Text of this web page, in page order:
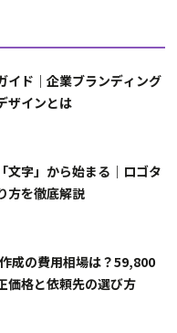
イド｜企業ブランディング
ザインとは
文字」から始まる｜ロゴタ
方を徹底解説
成の費用相場は？59,800
価格と依頼先の選び方